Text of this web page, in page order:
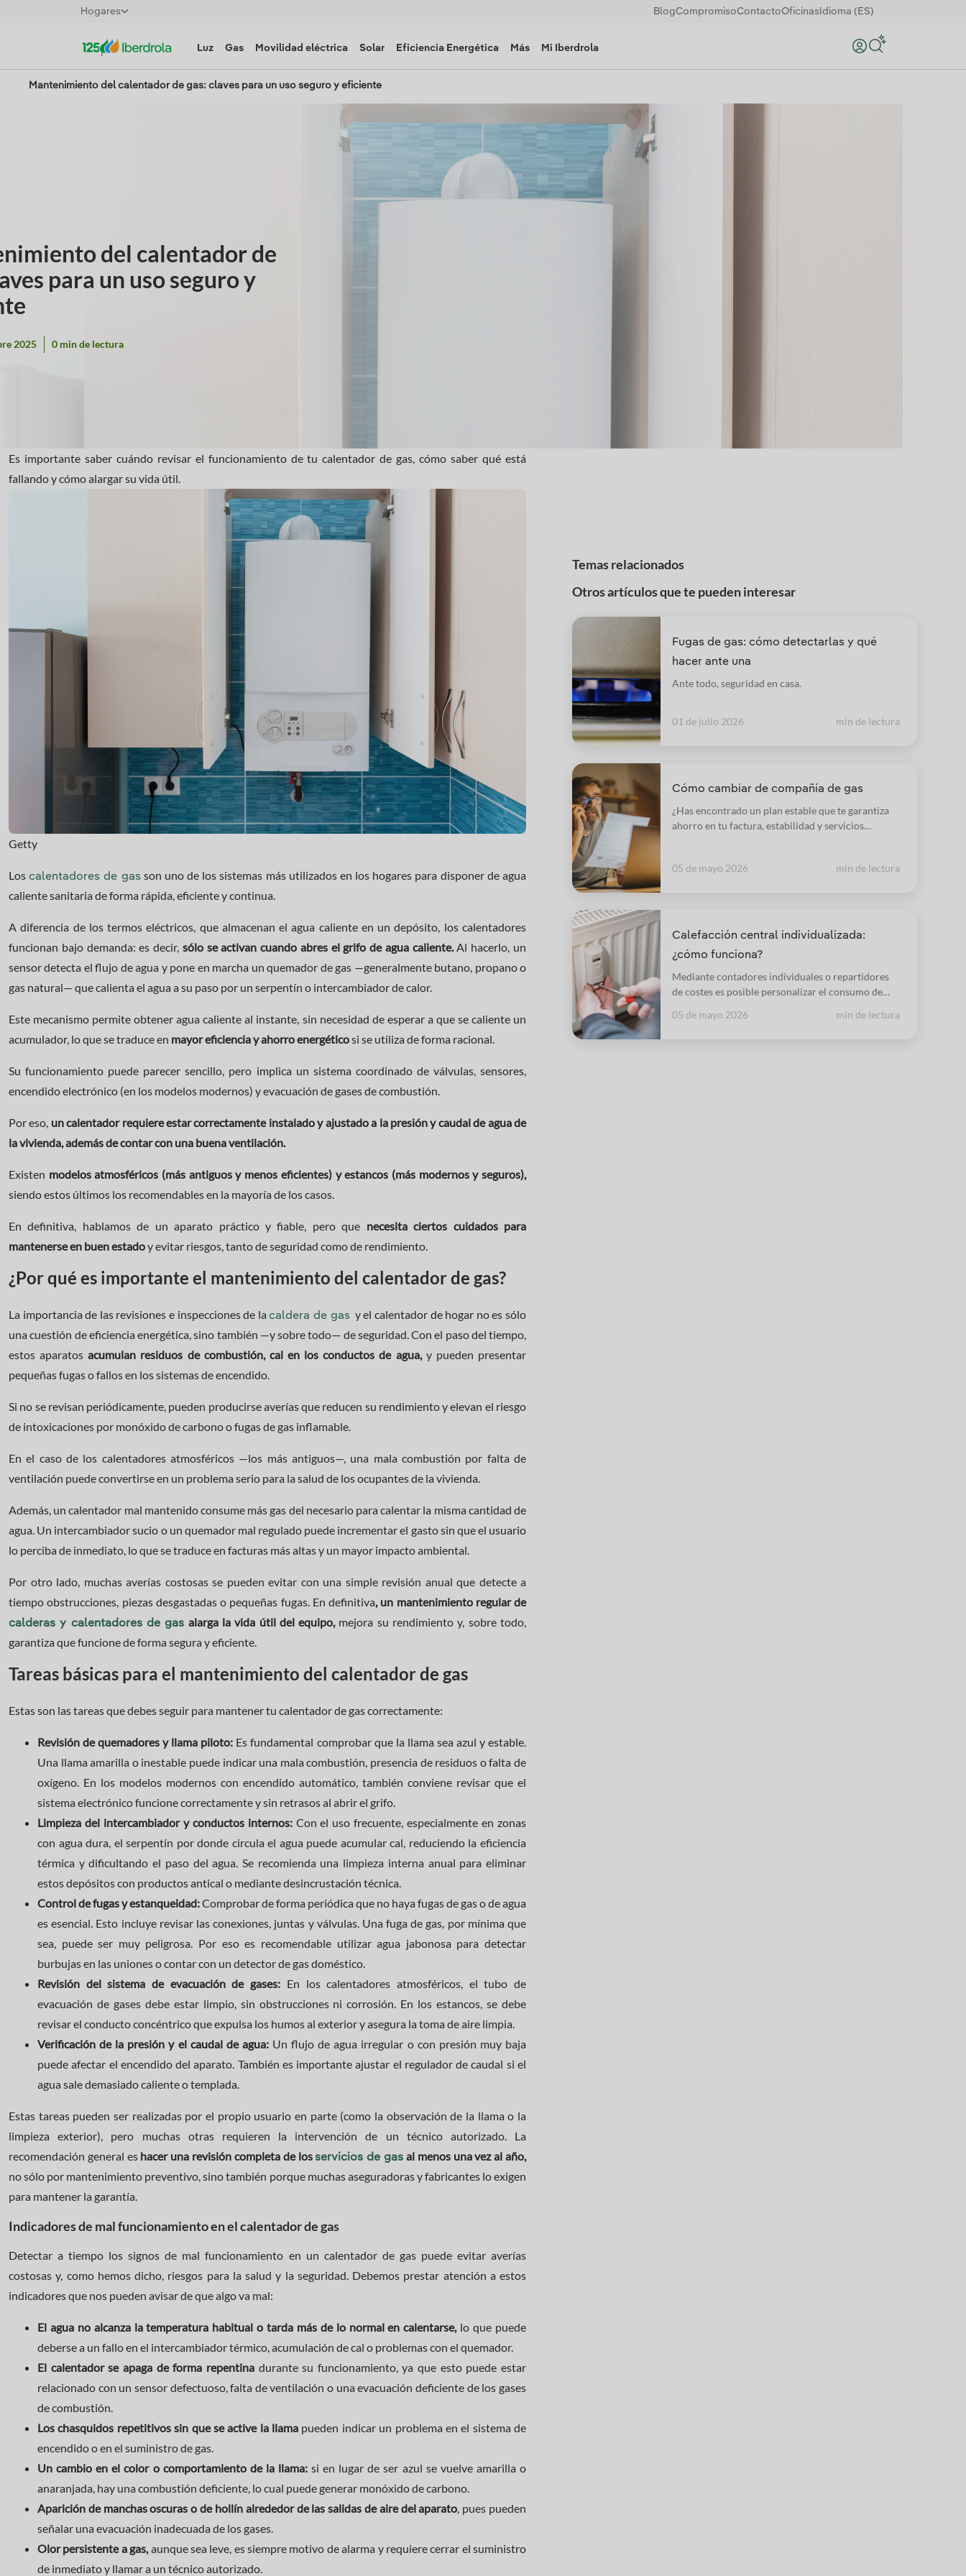
Hogares BlogCompromisoContactoOficinas Idioma (ES)
Luz Gas Movilidad eléctrica Solar Eficiencia Energética Más Mi Iberdrola Buscar
Mantenimiento del calentador de gas: claves para un uso seguro y eficiente
del calentador de
para un uso seguro y
2025 0 min de lectura
Es importante saber cuándo revisar el funcionamiento de tu calentador de gas, cómo saber qué está
fallando y cómo alargar su vida útil.
Getty
Los calentadores de gasson uno de los sistemas más utilizados en los hogares para disponer de agua
caliente sanitaria de forma rápida, eficiente y continua.
A diferencia de los termos eléctricos, que almacenan el agua caliente en un depósito, los calentadores
funcionan bajo demanda: es decir, sólo se activan cuando abres el grifo de agua caliente.Al hacerlo, un
sensor detecta el flujo de agua y pone en marcha un quemador de gas —generalmente butano, propano o
gas natural— que calienta el agua a su paso por un serpentín o intercambiador de calor.
Este mecanismo permite obtener agua caliente al instante, sin necesidad de esperar a que se caliente un
acumulador, lo que se traduce en mayor eficiencia y ahorro energéticosi se utiliza de forma racional.
Su funcionamiento puede parecer sencillo, pero implica un sistema coordinado de válvulas, sensores,
encendido electrónico (en los modelos modernos) y evacuación de gases de combustión.
Por eso, un calentador requiere estar correctamente instalado y ajustado a la presión y caudal de agua de
la vivienda, además de contar con una buena ventilación.
Existen modelos atmosféricos (más antiguos y menos eficientes) y estancos (más modernos y seguros),
siendo estos últimos los recomendables en la mayoría de los casos.
En definitiva, hablamos de un aparato práctico y fiable, pero que necesita ciertos cuidados para
mantenerse en buen estadoy evitar riesgos, tanto de seguridad como de rendimiento.
¿Por qué es importante el mantenimiento del calentador de gas?
La importancia de las revisiones e inspecciones de la caldera de gasy el calentador de hogar no es sólo
una cuestión de eficiencia energética, sino también —y sobre todo— de seguridad. Con el paso del tiempo,
estos aparatosacumulan residuos de combustión, cal en los conductos de agua,y pueden presentar
pequeñas fugas o fallos en los sistemas de encendido.
Si no se revisan periódicamente, pueden producirse averías que reducen su rendimiento y elevan el riesgo
de intoxicaciones por monóxido de carbono o fugas de gas inflamable.
En el caso de los calentadores atmosféricos —los más antiguos—, una mala combustión por falta de
ventilación puede convertirse en un problema serio para la salud de los ocupantes de la vivienda.
Además, un calentador mal mantenido consume más gas del necesario para calentar la misma cantidad de
agua. Un intercambiador sucio o un quemador mal regulado puede incrementar el gasto sin que el usuario
lo perciba de inmediato, lo que se traduce en facturas más altas y un mayor impacto ambiental.
Por otro lado, muchas averías costosas se pueden evitar con una simple revisión anual que detecte a
tiempo obstrucciones, piezas desgastadas o pequeñas fugas. En definitiva, un mantenimiento regular de
calderas y calentadores de gas alarga la vida útil del equipo, mejora su rendimiento y, sobre todo,
garantiza que funcione de forma segura y eficiente.
Tareas básicas para el mantenimiento del calentador de gas
Estas son las tareas que debes seguir para mantener tu calentador de gas correctamente:
Revisión de quemadores y llama piloto: Es fundamental comprobar que la llama sea azul y estable.
Una llama amarilla o inestable puede indicar una mala combustión, presencia de residuos o falta de
oxígeno. En los modelos modernos con encendido automático, también conviene revisar que el
sistema electrónico funcione correctamente y sin retrasos al abrir el grifo.
Limpieza del intercambiador y conductos internos:Con el uso frecuente, especialmente en zonas
con agua dura, el serpentín por donde circula el agua puede acumular cal, reduciendo la eficiencia
térmica y dificultando el paso del agua. Se recomienda una limpieza interna anual para eliminar
estos depósitos con productos antical o mediante desincrustación técnica.
Control de fugas y estanqueidad:Comprobar de forma periódica que no haya fugas de gas o de agua
es esencial. Esto incluye revisar las conexiones, juntas y válvulas. Una fuga de gas, por mínima que
sea, puede ser muy peligrosa. Por eso es recomendable utilizar agua jabonosa para detectar
burbujas en las uniones o contar con un detector de gas doméstico.
Revisión del sistema de evacuación de gases: En los calentadores atmosféricos, el tubo de
evacuación de gases debe estar limpio, sin obstrucciones ni corrosión. En los estancos, se debe
revisar el conducto concéntrico que expulsa los humos al exterior y asegura la toma de aire limpia.
Verificación de la presión y el caudal de agua:Un flujo de agua irregular o con presión muy baja
puede afectar el encendido del aparato. También es importante ajustar el regulador de caudal si el
agua sale demasiado caliente o templada.
Estas tareas pueden ser realizadas por el propio usuario en parte (como la observación de la llama o la
limpieza exterior), pero muchas otras requieren la intervención de un técnico autorizado. La
recomendación general es hacer una revisión completa de losservicios de gas al menos una vez al año,
no sólo por mantenimiento preventivo, sino también porque muchas aseguradoras y fabricantes lo exigen
para mantener la garantía.
Indicadores de mal funcionamiento en el calentador de gas
Detectar a tiempo los signos de mal funcionamiento en un calentador de gas puede evitar averías
costosas y, como hemos dicho, riesgos para la salud y la seguridad. Debemos prestar atención a estos
indicadores que nos pueden avisar de que algo va mal:
El agua no alcanza la temperatura habitual o tarda más de lo normal en calentarse, lo que puede
deberse a un fallo en el intercambiador térmico, acumulación de cal o problemas con el quemador.
El calentador se apaga de forma repentinadurante su funcionamiento, ya que esto puede estar
relacionado con un sensor defectuoso, falta de ventilación o una evacuación deficiente de los gases
de combustión.
Los chasquidos repetitivos sin que se active la llama pueden indicar un problema en el sistema de
encendido o en el suministro de gas.
Un cambio en el color o comportamiento de la llama:si en lugar de ser azul se vuelve amarilla o
anaranjada, hay una combustión deficiente, lo cual puede generar monóxido de carbono.
Aparición de manchas oscuras o de hollín alrededor de las salidas de aire del aparato, pues pueden
señalar una evacuación inadecuada de los gases.
Olor persistente a gas,aunque sea leve, es siempre motivo de alarma y requiere cerrar el suministro
de inmediato y llamar a un técnico autorizado.
Temas relacionados
Otros artículos que te pueden interesar
Fugas de gas: cómo detectarlas y qué
hacer ante una
Ante todo, seguridad en casa.
01 de julio 2026 min de lectura
Cómo cambiar de compañía de gas
¿Has encontrado un plan estable que te garantiza
ahorro en tu factura, estabilidad y servicios
y con todas las garantías.
05 de mayo 2026 min de lectura
Calefacción central individualizada:
¿cómo funciona?
Mediante contadores individuales o repartidores
de costes es posible personalizar el consumo de
calefacción central, lo que se traduce en un uso
05 de mayo 2026 min de lectura